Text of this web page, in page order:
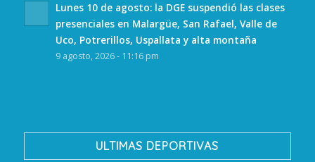
Lunes 10 de agosto: la DGE suspendió las clases
presenciales en Malargüe, San Rafael, Valle de
Uco, Potrerillos, Uspallata y alta montaña
9 agosto, 2026 - 11:16 pm
ULTIMAS DEPORTIVAS